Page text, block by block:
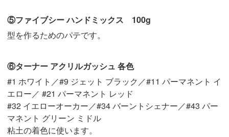
⑤ファイブシー ハンドミックス 100g
型を作るためのパテです。
⑥ターナー アクリルガッシュ 各色
#1 ホワイト／#9 ジェット ブラック／#11 パーマネント イ
エロー／ #21 パーマネント レッド
#32 イエローオーカー／#34 バーントシェナー／#43 パー
マネント グリーン ミドル
粘土の着色に使います。